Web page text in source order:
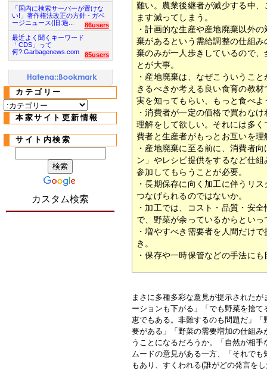
難い。農業後継者が減少する中
ます減ってしまう。
・計画的な生産や産地廃棄以外
棄があるという需給調整の仕組
棄のみが一人歩きしているので
とが大事。
・産地廃棄は、なぜこういうこ
きるべきか考える良い食育の教
実を知ってもらい、もっと食べ
・消費者が一定の価格で買わな
理解をして欲しい。それには多
費者と生産者がもっとお互いを
・産地廃棄に至る前に、消費者
ン」やレシピ提供をするなど仕
参加してもらうことが必要。
・長期保存に向く加工に伴うリ
つなげられるのではないか。
・加工では、コスト・品質・安
で、野菜が余っているからとい
・増やすべき需要者を人間だけ
き。
・保存や一時保管などの手法に
まさに多種多彩な意見が提示された
ーションも下がる」「でも野菜を捨
恵でもある。非難するのも問題だ」
要がある」「野菜の需要増加の仕組
うことになるだろうか。「自然が相
ムードの意見がある一方、「それで
もあり、すくわれる(誰がどの発言を
「国内に検索サーバーが置けな
い!」著作権法改正の方針 - ガベ
ージニュース(旧:過...
86users
最近よく聞くキーワード
「CDS」って
何?:Garbagenews.com
85users
カテゴリー
本家サイト更新情報
サイト内検索
カスタム検索